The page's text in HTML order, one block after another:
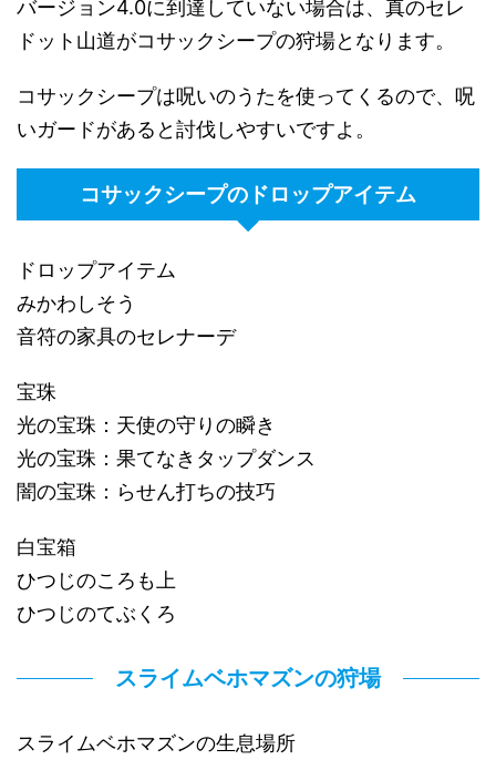
バージョン4.0に到達していない場合は、真のセレ
ドット山道がコサックシープの狩場となります。
コサックシープは呪いのうたを使ってくるので、呪
いガードがあると討伐しやすいですよ。
コサックシープのドロップアイテム
ドロップアイテム
みかわしそう
音符の家具のセレナーデ
宝珠
光の宝珠：天使の守りの瞬き
光の宝珠：果てなきタップダンス
闇の宝珠：らせん打ちの技巧
白宝箱
ひつじのころも上
ひつじのてぶくろ
スライムベホマズンの狩場
スライムベホマズンの生息場所